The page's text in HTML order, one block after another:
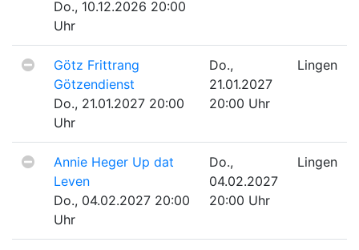
Do., 10.12.2026 20:00
Uhr
Götz Frittrang
Götzendienst
Do., 21.01.2027 20:00
Uhr
Do.,
21.01.2027
20:00 Uhr
Lingen
Annie Heger Up dat
Leven
Do., 04.02.2027 20:00
Uhr
Do.,
04.02.2027
20:00 Uhr
Lingen